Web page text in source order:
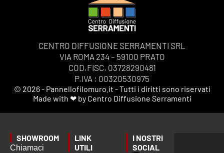
CENTRO DIFFUSIONE SERRAMENTI SRL
VIA ROMA 234 – 59100 PRATO
COD.FISC. 03728290481
P.IVA : 00320530975
© 2026 - Pannellofilomuro.it - Tutti i diritti sono riservati
Made with ❤ by Centro Diffusione Serramenti
SHOWROOM
Chiamaci
LINK
UTILI
I NOSTRI
SOCIAL